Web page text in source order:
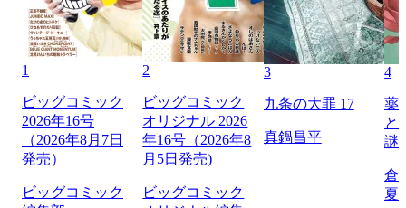
1
ビッグコミック
2026年16号
（2026年8月7日
発売）
ビッグコミック
2
ビッグコミック
オリジナル 2026
年16号（2026年8
月5日発売)
ビッグコミック
3
九条の大罪 17
真鍋昌平
4
薬
と
謎
倉
夏